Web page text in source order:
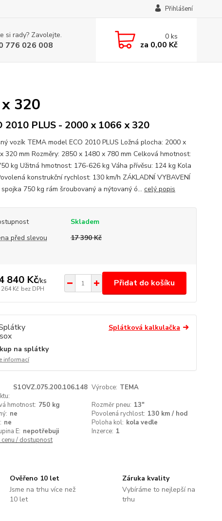
Přihlášení
si rady? Zavolejte.
776 026 008
0ks
za 0,00 Kč
320
2010 PLUS - 2000 x 1066 x 320
vozík TEMA model ECO 2010 PLUS Ložná plocha: 2000 x
320 mm Rozměry: 2850 x 1480 x 780 mm Celková hmotnost:
kg Užitná hmotnost: 176-626 kg Váha přívěsu: 124 kg Kola
konstrukční rychlost: 130 km/h ZÁKLADNÍ VYBAVENÍ
750 kg rám šroubovaný a nýtovaný ó... celý popis
Skladem
před slevou
17 390 Kč
840 Kč/ks
Kč bez DPH
Přidat do košíku
Splátková kalkulačka
na splátky
informací
S1OVZ.075.200.106.148 Výrobce: TEMA
hmotnost: 750 kg Rozměr pneu: 13"
ne Povolená rychlost: 130 km / hod
ne Poloha kol: kola vedle
E: nepotřebuji Inzerce: 1
/ dostupnost
Ověřeno 10 let
Jsme na trhu více než
10 let
Záruka kvality
Vybíráme to nejlepší na
trhu